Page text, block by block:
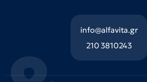
info@alfavita.gr
210 3810243